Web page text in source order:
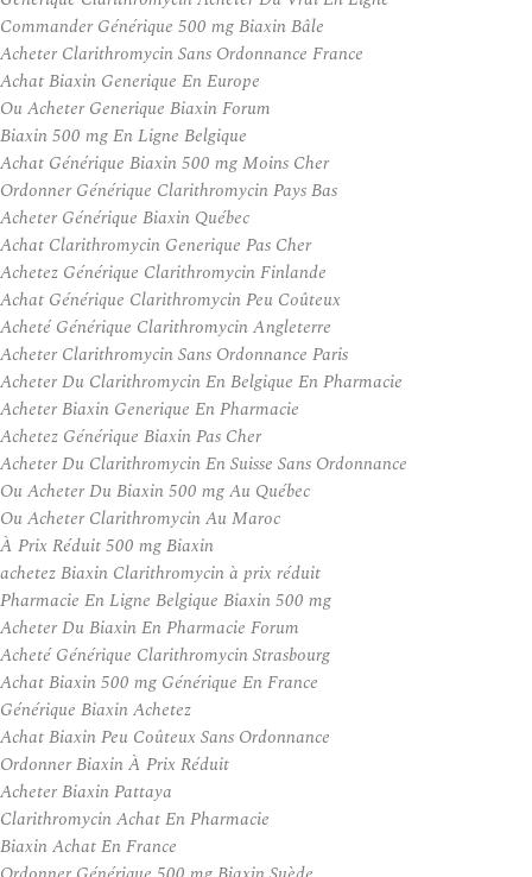
Commander Générique 500 mg Biaxin Bâle
Acheter Clarithromycin Sans Ordonnance France
Achat Biaxin Generique En Europe
Ou Acheter Generique Biaxin Forum
Biaxin 500 mg En Ligne Belgique
Achat Générique Biaxin 500 mg Moins Cher
Ordonner Générique Clarithromycin Pays Bas
Acheter Générique Biaxin Québec
Achat Clarithromycin Generique Pas Cher
Achetez Générique Clarithromycin Finlande
Achat Générique Clarithromycin Peu Coûteux
Acheté Générique Clarithromycin Angleterre
Acheter Clarithromycin Sans Ordonnance Paris
Acheter Du Clarithromycin En Belgique En Pharmacie
Acheter Biaxin Generique En Pharmacie
Achetez Générique Biaxin Pas Cher
Acheter Du Clarithromycin En Suisse Sans Ordonnance
Ou Acheter Du Biaxin 500 mg Au Québec
Ou Acheter Clarithromycin Au Maroc
À Prix Réduit 500 mg Biaxin
achetez Biaxin Clarithromycin à prix réduit
Pharmacie En Ligne Belgique Biaxin 500 mg
Acheter Du Biaxin En Pharmacie Forum
Acheté Générique Clarithromycin Strasbourg
Achat Biaxin 500 mg Générique En France
Générique Biaxin Achetez
Achat Biaxin Peu Coûteux Sans Ordonnance
Ordonner Biaxin À Prix Réduit
Acheter Biaxin Pattaya
Clarithromycin Achat En Pharmacie
Biaxin Achat En France